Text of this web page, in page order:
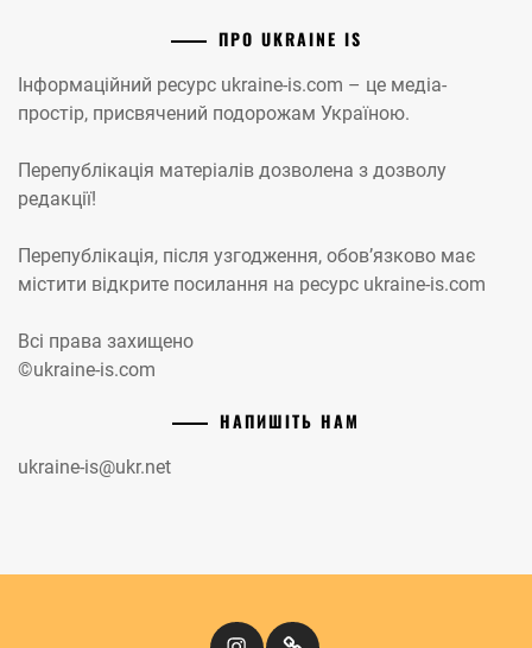
ПРО UKRAINE IS
Інформаційний ресурс ukraine-is.com – це медіа-
простір, присвячений подорожам Україною.
Перепублікація матеріалів дозволена з дозволу
редакції!
Перепублікація, після узгодження, обов’язково має
містити відкрите посилання на ресурс ukraine-is.com
Всі права захищено
©ukraine-is.com
НАПИШІТЬ НАМ
ukraine-is@ukr.net
InstagramКіномандри